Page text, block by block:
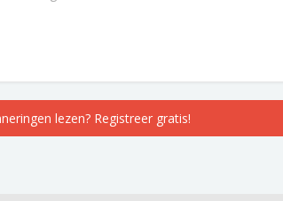
lezen? Registreer gratis!